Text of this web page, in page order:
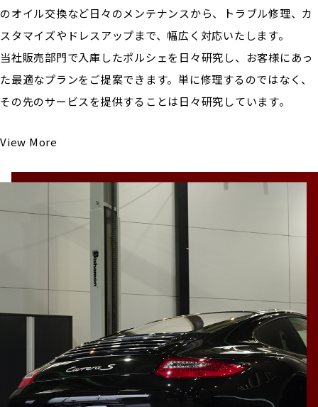
のオイル交換など日々のメンテナンスから、トラブル修理、カ
スタマイズやドレスアップまで、幅広く対応いたします。
当社販売部門で入庫したポルシェを日々研究し、お客様にあっ
た最適なプランをご提案できます。単に修理するのではなく、
その先のサービスを提供することは日々研究しています。
View More